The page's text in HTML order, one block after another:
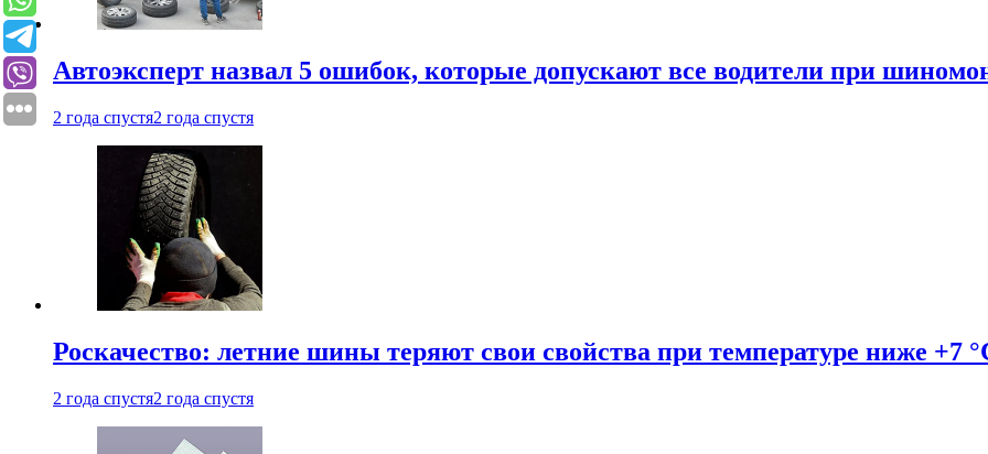
Автоэксперт назвал 5 ошибок, которые допускают все водители при
2 года спустя2 года спустя
Роскачество: летние шины теряют свои свойства при температуре ниже +7
2 года спустя2 года спустя